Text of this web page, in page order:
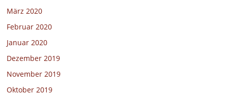
März 2020
Februar 2020
Januar 2020
Dezember 2019
November 2019
Oktober 2019